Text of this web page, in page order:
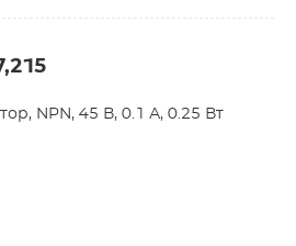
NPN, 45 В, 0.1 А, 0.25 Вт